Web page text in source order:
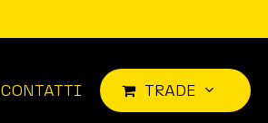
CONTATTI TRADE